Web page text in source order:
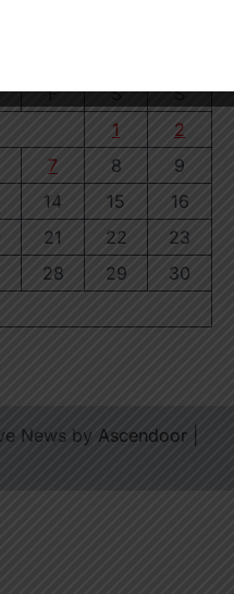
F S
S
1
2
7 8
9
14 15
16
21 22
23
28 29
30
News by Ascendoor